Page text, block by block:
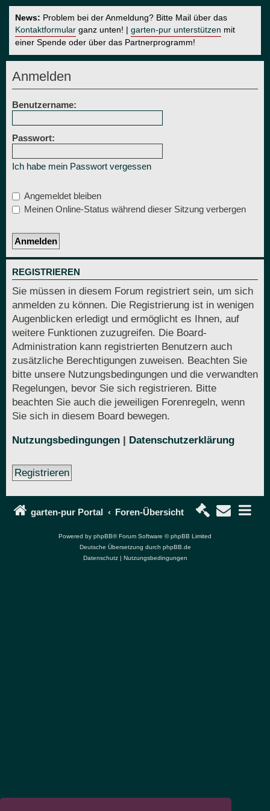
News: Problem bei der Anmeldung? Bitte Mail über das
Kontaktformular ganz unten! | garten-pur unterstützen mit
einer Spende oder über das Partnerprogramm!
Anmelden
Benutzername:
Passwort:
Ich habe mein Passwort vergessen
Angemeldet bleiben
Meinen Online-Status während dieser Sitzung verbergen
REGISTRIEREN
Sie müssen in diesem Forum registriert sein, um sich
anmelden zu können. Die Registrierung ist in wenigen
Augenblicken erledigt und ermöglicht es Ihnen, auf
weitere Funktionen zuzugreifen. Die Board-
Administration kann registrierten Benutzern auch
zusätzliche Berechtigungen zuweisen. Beachten Sie
bitte unsere Nutzungsbedingungen und die verwandten
Regelungen, bevor Sie sich registrieren. Bitte
beachten Sie auch die jeweiligen Forenregeln, wenn
Sie sich in diesem Board bewegen.
Nutzungsbedingungen | Datenschutzerklärung
Registrieren
garten-pur Portal Foren-Übersicht
Powered by phpBB® Forum Software © phpBB Limited
Deutsche Übersetzung durch phpBB.de
Datenschutz| Nutzungsbedingungen